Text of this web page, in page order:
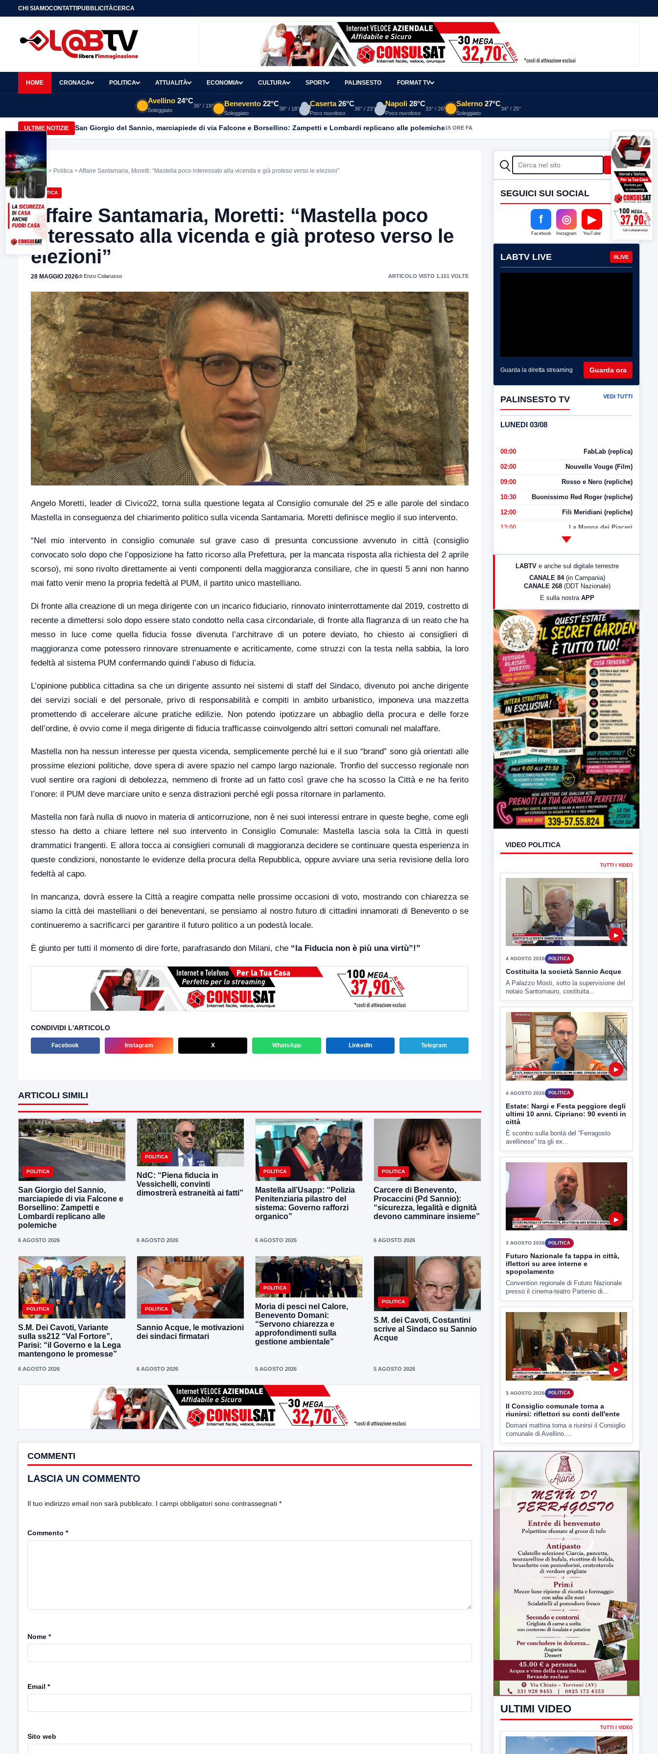
CHI SIAMOCONTATTIPUBBLICITÀCERCA
HOME CRONACA POLITICA ATTUALITÀ ECONOMIA CULTURA SPORT PALINSESTO FORMAT TV
Avellino 24°C
Soleggiato
36° / 19° Benevento 22°C
Soleggiato
38° / 18°
Caserta 26°C
Poco nuvoloso
36° / 23°
Napoli 28°C
Poco nuvoloso
33° / 26°
Salerno 27°C
Soleggiato
34° / 25°
ULTIME NOTIZIE San Giorgio del Sannio, marciapiede di via Falcone e Borsellino: Zampetti e Lombardi replicano alle polemiche15 ORE FA
Home > Politica > Affaire Santamaria, Moretti: “Mastella poco interessato alla vicenda e già proteso verso le elezioni”
POLITICA
Affaire Santamaria, Moretti: “Mastella poco
interessato alla vicenda e già proteso verso le
elezioni”
28 MAGGIO 2026di Enzo Colarusso ARTICOLO VISTO 1.151 VOLTE
Angelo Moretti, leader di Civico22, torna sulla questione legata al Consiglio comunale del 25 e alle parole del sindaco
Mastella in conseguenza del chiarimento politico sulla vicenda Santamaria. Moretti definisce meglio il suo intervento.
“Nel mio intervento in consiglio comunale sul grave caso di presunta concussione avvenuto in città (consiglio
convocato solo dopo che l’opposizione ha fatto ricorso alla Prefettura, per la mancata risposta alla richiesta del 2 aprile
scorso), mi sono rivolto direttamente ai venti componenti della maggioranza consiliare, che in questi 5 anni non hanno
mai fatto venir meno la propria fedeltà al PUM, il partito unico mastelliano.
Di fronte alla creazione di un mega dirigente con un incarico fiduciario, rinnovato ininterrottamente dal 2019, costretto di
recente a dimettersi solo dopo essere stato condotto nella casa circondariale, di fronte alla flagranza di un reato che ha
messo in luce come quella fiducia fosse divenuta l’architrave di un potere deviato, ho chiesto ai consiglieri di
maggioranza come potessero rinnovare strenuamente e acriticamente, come struzzi con la testa nella sabbia, la loro
fedeltà al sistema PUM confermando quindi l’abuso di fiducia.
L’opinione pubblica cittadina sa che un dirigente assunto nei sistemi di staff del Sindaco, divenuto poi anche dirigente
dei servizi sociali e del personale, privo di responsabilità e compiti in ambito urbanistico, imponeva una mazzetta
promettendo di accelerare alcune pratiche edilizie. Non potendo ipotizzare un abbaglio della procura e delle forze
dell’ordine, è ovvio come il mega dirigente di fiducia trafficasse coinvolgendo altri settori comunali nel malaffare.
Mastella non ha nessun interesse per questa vicenda, semplicemente perché lui e il suo “brand” sono già orientati alle
prossime elezioni politiche, dove spera di avere spazio nel campo largo nazionale. Tronfio del successo regionale non
vuol sentire ora ragioni di debolezza, nemmeno di fronte ad un fatto così grave che ha scosso la Città e ne ha ferito
l’onore: il PUM deve marciare unito e senza distrazioni perché egli possa ritornare in parlamento.
Mastella non farà nulla di nuovo in materia di anticorruzione, non è nei suoi interessi entrare in queste beghe, come egli
stesso ha detto a chiare lettere nel suo intervento in Consiglio Comunale: Mastella lascia sola la Città in questi
drammatici frangenti. E allora tocca ai consiglieri comunali di maggioranza decidere se continuare questa esperienza in
queste condizioni, nonostante le evidenze della procura della Repubblica, oppure avviare una seria revisione della loro
fedeltà al capo.
In mancanza, dovrà essere la Città a reagire compatta nelle prossime occasioni di voto, mostrando con chiarezza se
siamo la città dei mastelliani o dei beneventani, se pensiamo al nostro futuro di cittadini innamorati di Benevento o se
continueremo a sacrificarci per garantire il futuro politico a un podestà locale.
È giunto per tutti il momento di dire forte, parafrasando don Milani, che “la Fiducia non è più una virtù”!”
CONDIVIDI L'ARTICOLO
Facebook Instagram X WhatsApp LinkedIn Telegram
ARTICOLI SIMILI
POLITICA
San Giorgio del Sannio,
marciapiede di via Falcone e
Borsellino: Zampetti e
Lombardi replicano alle
polemiche
6 AGOSTO 2026
POLITICA
NdC: “Piena fiducia in
Vessichelli, convinti
dimostrerà estraneità ai fatti”
6 AGOSTO 2026
POLITICA
Mastella all’Usapp: “Polizia
Penitenziaria pilastro del
sistema: Governo rafforzi
organico”
6 AGOSTO 2026
POLITICA
Carcere di Benevento,
Procaccini (Pd Sannio):
“sicurezza, legalità e dignità
devono camminare insieme”
6 AGOSTO 2026
POLITICA
S.M. Dei Cavoti, Variante
sulla ss212 “Val Fortore”,
Parisi: “il Governo e la Lega
mantengono le promesse”
6 AGOSTO 2026
POLITICA
Sannio Acque, le motivazioni
dei sindaci firmatari
6 AGOSTO 2026
POLITICA
Moria di pesci nel Calore,
Benevento Domani:
“Servono chiarezza e
approfondimenti sulla
gestione ambientale”
5 AGOSTO 2026
POLITICA
S.M. dei Cavoti, Costantini
scrive al Sindaco su Sannio
Acque
5 AGOSTO 2026
COMMENTI
LASCIA UN COMMENTO
Il tuo indirizzo email non sarà pubblicato. I campi obbligatori sono contrassegnati *
Commento *
Nome *
Email *
Sito web
CERCA Cerca
SEGUICI SUI SOCIAL
f
Facebook
◎
Instagram
▶
YouTube
LABTV LIVE LIVE
Guarda la diretta streaming Guarda ora
PALINSESTO TV VEDI TUTTI
LUNEDI 03/08
00:00 FabLab (replica)
02:00 Nouvelle Vouge (Film)
09:00 Rosso e Nero (repliche)
10:30 Buonissimo Red Roger (repliche)
12:00 Fili Meridiani (repliche)
13:00 La Mappa dei Piaceri
LabNews (Diretta)
23:00 LabNews (replica)
LABTV e anche sul digitale terrestre
CANALE 84 (in Campania)
CANALE 268 (DDT Nazionale)
E sulla nostra APP
VIDEO POLITICA
TUTTI I VIDEO
▶
4 AGOSTO 2026 POLITICA
Costituita la società Sannio Acque
A Palazzo Mosti, sotto la supervisione del
notaio Santomauro, costituita...
4 AGOSTO 2026 POLITICA
Estate: Nargi e Festa peggiore degli
ultimi 10 anni. Cipriano: 90 eventi in
città
È scontro sulla bontà del “Ferragosto
avellinese” tra gli ex...
3 AGOSTO 2026 POLITICA
Futuro Nazionale fa tappa in città,
iflettori su aree interne e
spopolamento
Convention regionale di Futuro Nazionale
presso il cinema-teatro Partenio di...
3 AGOSTO 2026
Il Consiglio comunale torna a
riunirsi: riflettori su conti dell'ente
Domani mattina torna a riunirsi il Consiglio
comunale di Avellino....
ULTIMI VIDEO
TUTTI I VIDEO
▶
6 AGOSTO 2026 CRONACA
Trovato in casa 42enne in una
Ritrovato senza vita il corpo di un 42enne
in un...